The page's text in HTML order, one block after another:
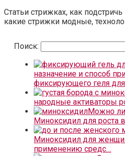
Статьи стрижках, как
какие стрижки модные,
Поиск:
назначение и способ
фиксирующего геля
народные активаторы
Можно ли
Миноксидил для роста
Миноксидил для
применению средс…